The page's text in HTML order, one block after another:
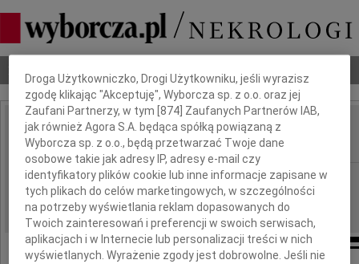
Nekrologi Odeszli Poradnik pogrzebowy
IMIĘ I NAZWISKO: Bronisława Żerko
REGION: Białystok
DATA EMISJI: 30.04.2021
Dbamy o Twoją prywatność
Droga Użytkowniczko, Drogi Użytkowniku, jeśli wyrazisz
zgodę klikając "Akceptuję", Wyborcza sp. z o.o. oraz jej
Zaufani Partnerzy, w tym [874 ] Zaufanych Partnerów IAB,
jak również Agora S.A. będąca spółką powiązaną z
Wyborcza sp. z o.o., będą przetwarzać Twoje dane
osobowe takie jak adresy IP, adresy e-mail czy
identyfikatory plików cookie lub inne informacje zapisane w
tych plikach do celów marketingowych, w szczególności
na potrzeby wyświetlania reklam dopasowanych do
Twoich zainteresowań i preferencji w swoich serwisach,
aplikacjach i w Internecie lub personalizacji treści w nich
wyświetlanych. Wyrażenie zgody jest dobrowolne. Jeśli nie